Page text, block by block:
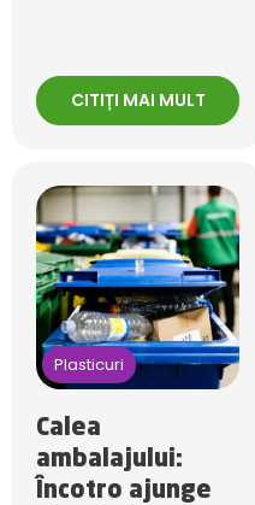
CITIȚI MAI MULT
Plasticuri
Calea
ambalajului:
Încotro ajunge